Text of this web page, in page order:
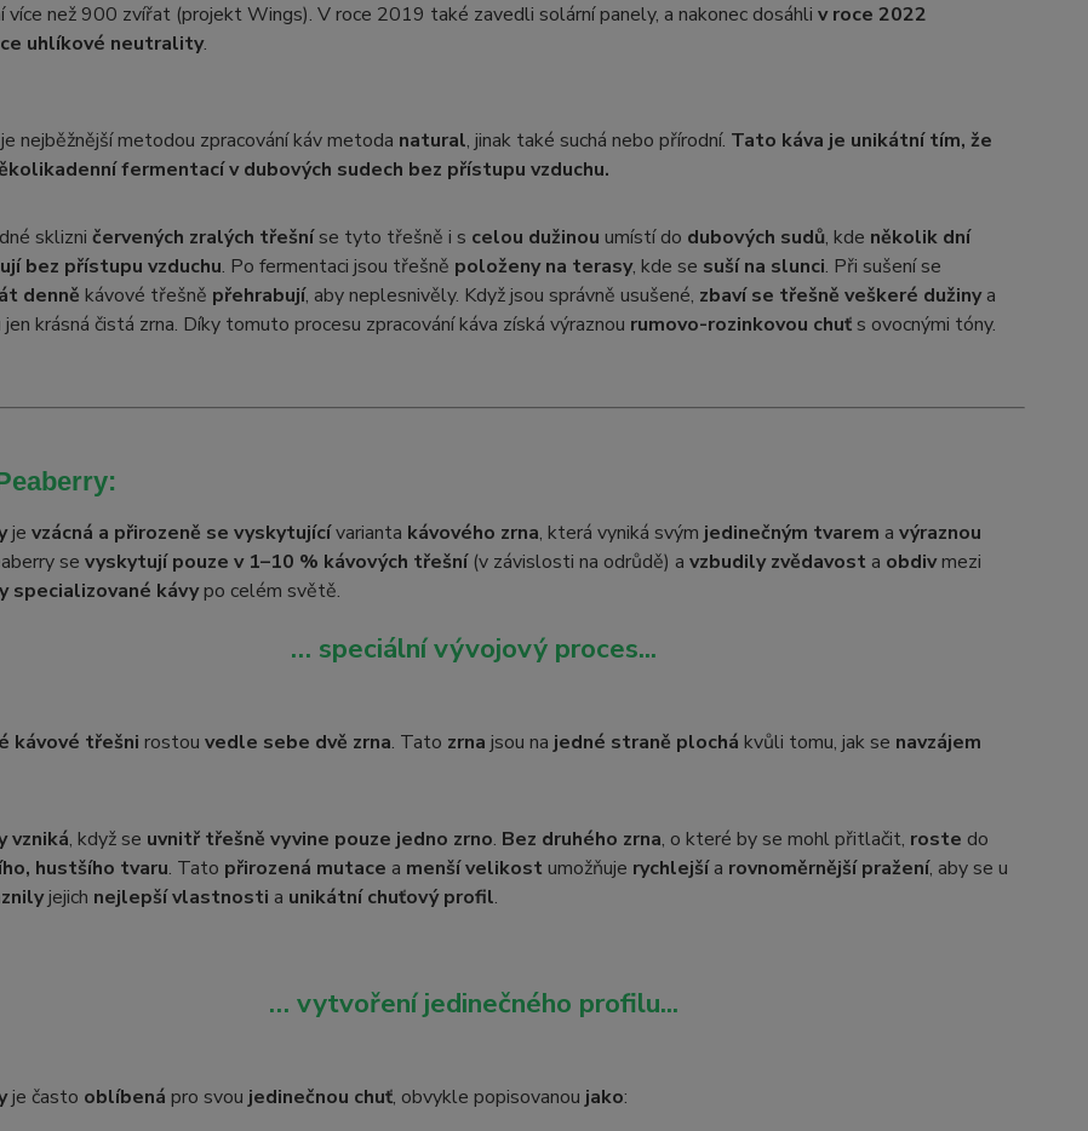
více než 900 zvířat (projekt Wings). V roce 2019 také zavedli solární panely, a nakonec dosáhli v roce 2022
uhlíkové neutrality.
nejběžnější metodou zpracování káv metoda natural, jinak také suchá nebo přírodní. Tato káva je unikátní tím, že
fermentací v dubových sudech bez přístupu vzduchu.
sklizni červených zralých třešníse tyto třešně i s celou dužinou umístí do dubových sudů, kde několik dní
bez přístupu vzduchu. Po fermentaci jsou třešně položeny na terasy, kde se suší na slunci. Při sušení se
denně kávové třešně přehrabují, aby neplesnivěly. Když jsou správně usušené, zbaví se třešně veškeré dužinya
krásná čistá zrna. Díky tomuto procesu zpracování káva získá výraznou rumovo-rozinkovou chuťs ovocnými tóny.
je vzácná a přirozeně se vyskytujícívarianta kávového zrna, která vyniká svým jedinečným tvarem a výraznou
se vyskytují pouze v 1–10 % kávových třešní(v závislosti na odrůdě) a vzbudily zvědavost a obdivmezi
specializované kávypo celém světě.
… speciální vývojový proces...
kávové třešni rostou vedle sebe dvě zrna. Tato zrna jsou na jedné straně plochá kvůli tomu, jak se navzájem
vzniká, když se uvnitř třešně vyvine pouze jedno zrno. Bez druhého zrna, o které by se mohl přitlačit, roste do
hustšího tvaru. Tato přirozená mutace a menší velikost umožňuje rychlejšía rovnoměrnější pražení, aby se u
jejich nejlepší vlastnosti a unikátní chuťový profil.
… vytvoření jedinečného profilu...
je často oblíbená pro svou jedinečnou chuť, obvykle popisovanou jako: